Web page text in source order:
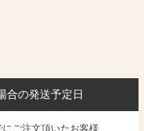
合の発送予定日
ご注文頂いたお客様